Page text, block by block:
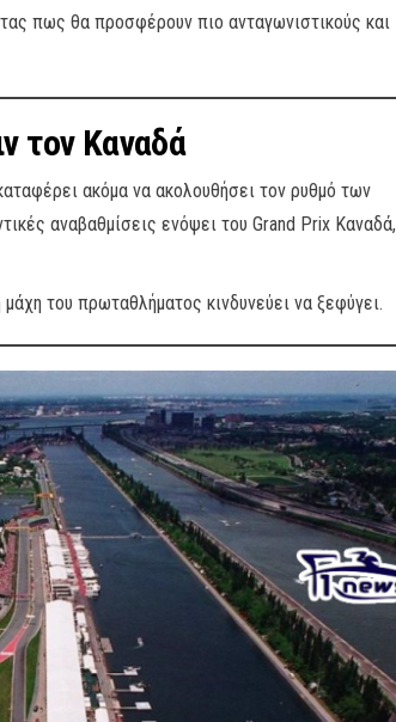
πως θα προσφέρουν πιο ανταγωνιστικούς και
τον Καναδά
ακόμα να ακολουθήσει τον ρυθμό των
αναβαθμίσεις ενόψει του Grand Prix Καναδά,
του πρωταθλήματος κινδυνεύει να ξεφύγει.